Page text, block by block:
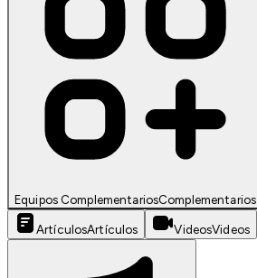
Equipos ComplementariosComplementarios
ArtículosArtículos VideosVideos